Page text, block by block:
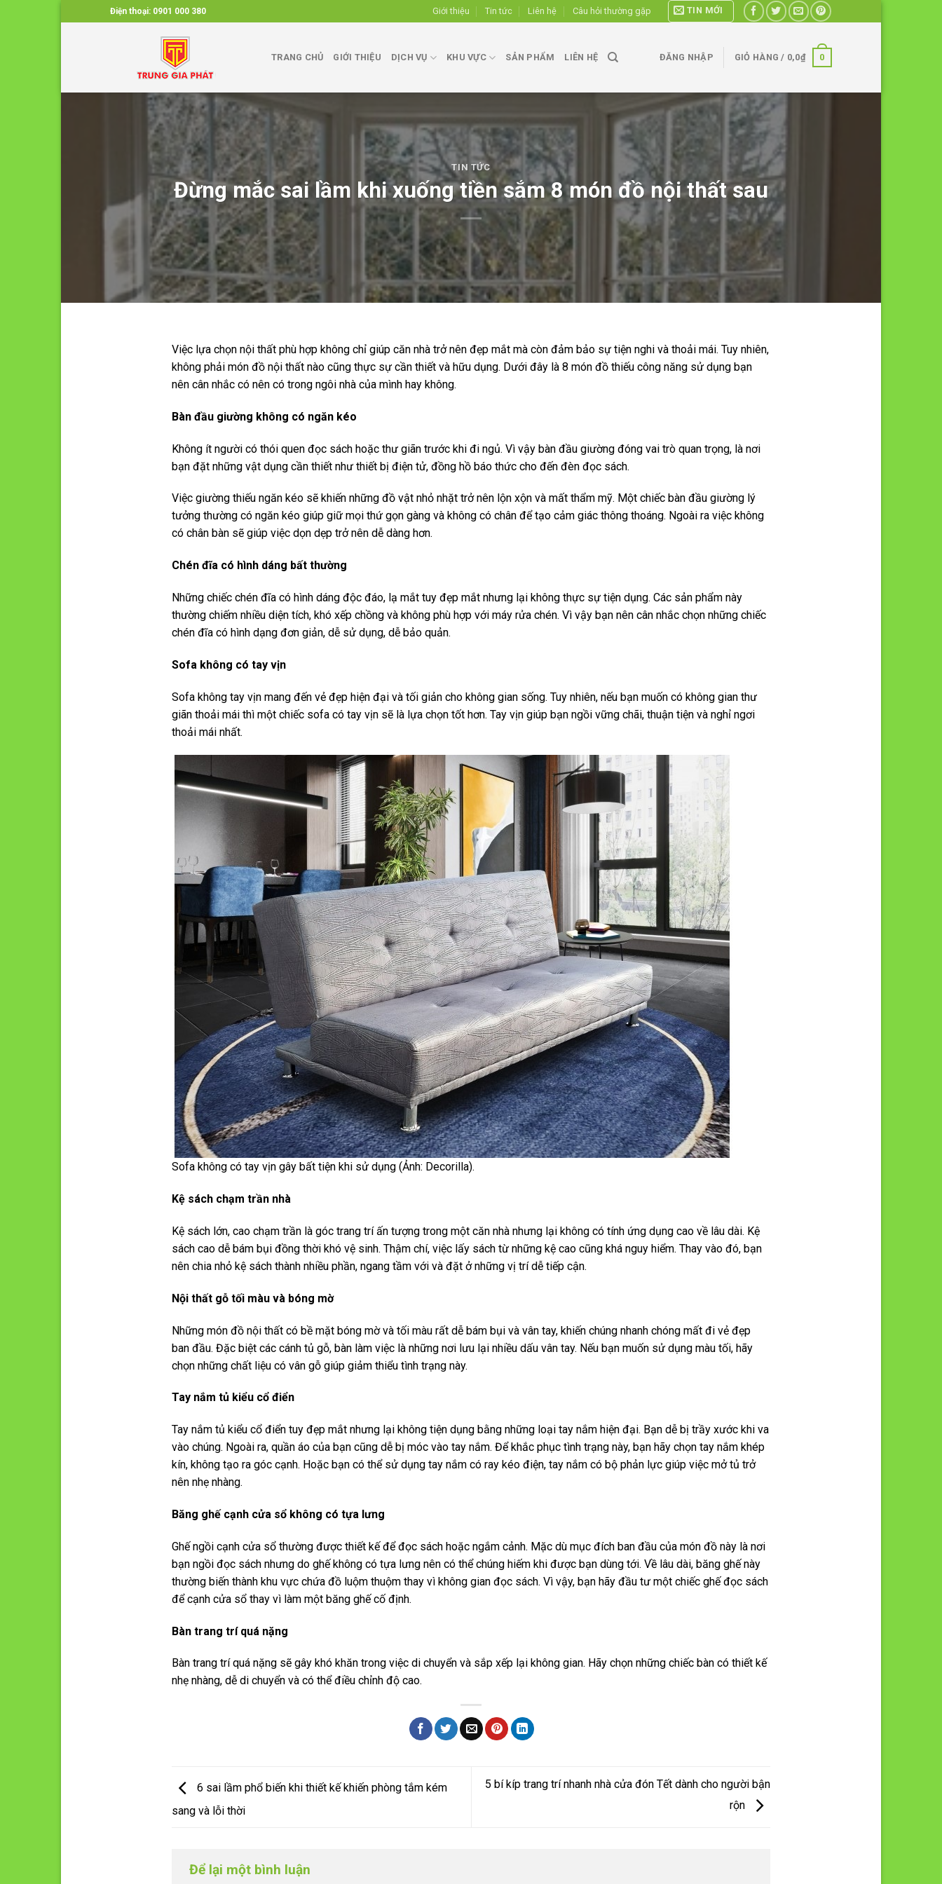
to
Điện thoại: 0901 000 380 Giới thiệu Tin tức Liên hệ Câu hỏi thường gặp TIN MỚI
TRANG CHỦ GIỚI THIỆU DỊCH VỤ KHU VỰC SẢN PHẨM LIÊN HỆ ĐĂNG NHẬP GIỎ HÀNG / 0,0₫ 0
TIN TỨC
Đừng mắc sai lầm khi xuống tiền sắm 8 món đồ nội thất sau
Việc lựa chọn nội thất phù hợp không chỉ giúp căn nhà trở nên đẹp mắt mà còn đảm bảo sự tiện nghi và thoải mái. Tuy nhiên,
không phải món đồ nội thất nào cũng thực sự cần thiết và hữu dụng. Dưới đây là 8 món đồ thiếu công năng sử dụng bạn
nên cân nhắc có nên có trong ngôi nhà của mình hay không.
Bàn đầu giường không có ngăn kéo
Không ít người có thói quen đọc sách hoặc thư giãn trước khi đi ngủ. Vì vậy bàn đầu giường đóng vai trò quan trọng, là nơi
bạn đặt những vật dụng cần thiết như thiết bị điện tử, đồng hồ báo thức cho đến đèn đọc sách.
Việc giường thiếu ngăn kéo sẽ khiến những đồ vật nhỏ nhặt trở nên lộn xộn và mất thẩm mỹ. Một chiếc bàn đầu giường lý
tưởng thường có ngăn kéo giúp giữ mọi thứ gọn gàng và không có chân để tạo cảm giác thông thoáng. Ngoài ra việc không
có chân bàn sẽ giúp việc dọn dẹp trở nên dễ dàng hơn.
Chén đĩa có hình dáng bất thường
Những chiếc chén đĩa có hình dáng độc đáo, lạ mắt tuy đẹp mắt nhưng lại không thực sự tiện dụng. Các sản phẩm này
thường chiếm nhiều diện tích, khó xếp chồng và không phù hợp với máy rửa chén. Vì vậy bạn nên cân nhắc chọn những chiếc
chén đĩa có hình dạng đơn giản, dễ sử dụng, dễ bảo quản.
Sofa không có tay vịn
Sofa không tay vịn mang đến vẻ đẹp hiện đại và tối giản cho không gian sống. Tuy nhiên, nếu bạn muốn có không gian thư
giãn thoải mái thì một chiếc sofa có tay vịn sẽ là lựa chọn tốt hơn. Tay vịn giúp bạn ngồi vững chãi, thuận tiện và nghỉ ngơi
thoải mái nhất.
Sofa không có tay vịn gây bất tiện khi sử dụng (Ảnh: Decorilla).
Kệ sách chạm trần nhà
Kệ sách lớn, cao chạm trần là góc trang trí ấn tượng trong một căn nhà nhưng lại không có tính ứng dụng cao về lâu dài. Kệ
sách cao dễ bám bụi đồng thời khó vệ sinh. Thậm chí, việc lấy sách từ những kệ cao cũng khá nguy hiểm. Thay vào đó, bạn
nên chia nhỏ kệ sách thành nhiều phần, ngang tầm với và đặt ở những vị trí dễ tiếp cận.
Nội thất gỗ tối màu và bóng mờ
Những món đồ nội thất có bề mặt bóng mờ và tối màu rất dễ bám bụi và vân tay, khiến chúng nhanh chóng mất đi vẻ đẹp
ban đầu. Đặc biệt các cánh tủ gỗ, bàn làm việc là những nơi lưu lại nhiều dấu vân tay. Nếu bạn muốn sử dụng màu tối, hãy
chọn những chất liệu có vân gỗ giúp giảm thiểu tình trạng này.
Tay nắm tủ kiểu cổ điển
Tay nắm tủ kiểu cổ điển tuy đẹp mắt nhưng lại không tiện dụng bằng những loại tay nắm hiện đại. Bạn dễ bị trầy xước khi va
vào chúng. Ngoài ra, quần áo của bạn cũng dễ bị móc vào tay nắm. Để khắc phục tình trạng này, bạn hãy chọn tay nắm khép
kín, không tạo ra góc cạnh. Hoặc bạn có thể sử dụng tay nắm có ray kéo điện, tay nắm có bộ phản lực giúp việc mở tủ trở
nên nhẹ nhàng.
Băng ghế cạnh cửa sổ không có tựa lưng
Ghế ngồi cạnh cửa sổ thường được thiết kế để đọc sách hoặc ngắm cảnh. Mặc dù mục đích ban đầu của món đồ này là nơi
bạn ngồi đọc sách nhưng do ghế không có tựa lưng nên có thể chúng hiếm khi được bạn dùng tới. Về lâu dài, băng ghế này
thường biến thành khu vực chứa đồ luộm thuộm thay vì không gian đọc sách. Vì vậy, bạn hãy đầu tư một chiếc ghế đọc sách
để cạnh cửa sổ thay vì làm một băng ghế cố định.
Bàn trang trí quá nặng
Bàn trang trí quá nặng sẽ gây khó khăn trong việc di chuyển và sắp xếp lại không gian. Hãy chọn những chiếc bàn có thiết kế
nhẹ nhàng, dễ di chuyển và có thể điều chỉnh độ cao.
6 sai lầm phổ biến khi thiết kế khiến phòng tắm kém
sang và lỗi thời
5 bí kíp trang trí nhanh nhà cửa đón Tết dành cho người bận
rộn
Để lại một bình luận